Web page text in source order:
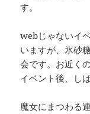
す。
webじゃないイ
いますが、氷砂
会です。お近く
イベント後、し
魔女にまつわる